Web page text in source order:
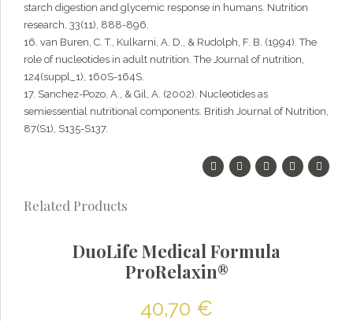
starch digestion and glycemic response in humans. Nutrition
research, 33(11), 888-896.
16. van Buren, C. T., Kulkarni, A. D., & Rudolph, F. B. (1994). The
role of nucleotides in adult nutrition. The Journal of nutrition,
124(suppl_1), 160S-164S.
17. Sanchez-Pozo, A., & Gil, A. (2002). Nucleotides as
semiessential nutritional components. British Journal of Nutrition,
87(S1), S135-S137.
Related Products
DuoLife Medical Formula
ProRelaxin®
40,70 €